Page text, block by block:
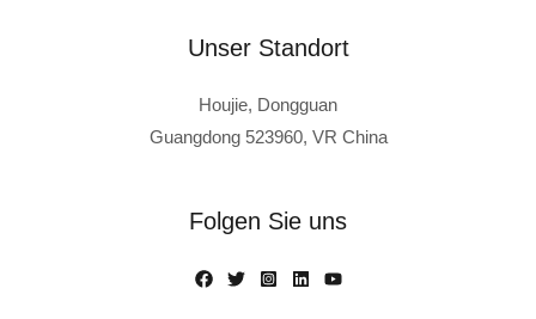
Unser Standort
Houjie, Dongguan
Guangdong 523960, VR China
Folgen Sie uns